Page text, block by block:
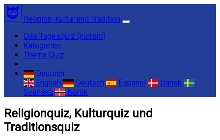
Religion, Kultur und Tradition
Das Tagesquiz (current)
Kategorien
Thema Quiz
Deutsch
English
Deutsch Espanol
Dansk
Svenska
Norsk
Religionquiz, Kulturquiz und
Traditionsquiz